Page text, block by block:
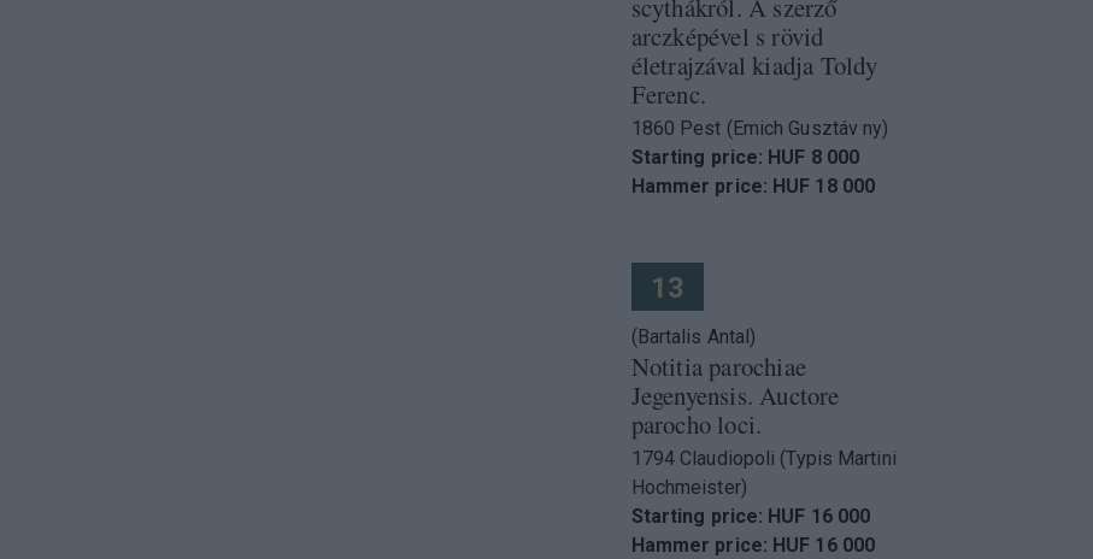
scythákról. A szerző
arczképével s rövid
életrajzával kiadja Toldy
Ferenc.
1860 Pest (Emich Gusztáv ny)
Starting price: HUF 8 000
Hammer price: HUF 18 000
13
(Bartalis Antal)
Notitia parochiae
Jegenyensis. Auctore
parocho loci.
1794 Claudiopoli (Typis Martini
Hochmeister)
Starting price: HUF 16 000
Hammer price: HUF 16 000